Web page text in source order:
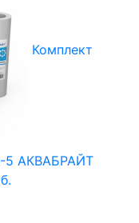
Комплект
5 АКВАБРАЙТ